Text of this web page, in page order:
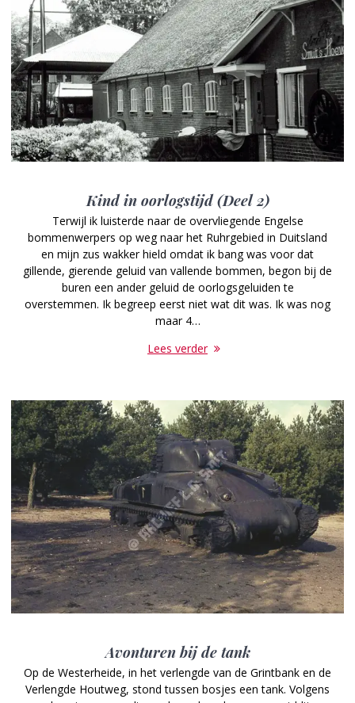
Kind in oorlogstijd (Deel 2)
Terwijl ik luisterde naar de overvliegende Engelse
bommenwerpers op weg naar het Ruhrgebied in Duitsland
en mijn zus wakker hield omdat ik bang was voor dat
gillende, gierende geluid van vallende bommen, begon bij de
buren een ander geluid de oorlogsgeluiden te
overstemmen. Ik begreep eerst niet wat dit was. Ik was nog
maar 4…
Lees verder
Avonturen bij de tank
Op de Westerheide, in het verlengde van de Grintbank en de
Verlengde Houtweg, stond tussen bosjes een tank. Volgens